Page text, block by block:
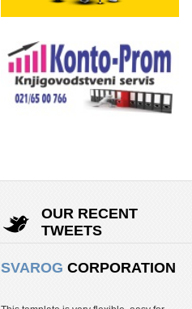
OUR RECENT
TWEETS
SVAROG CORPORATION